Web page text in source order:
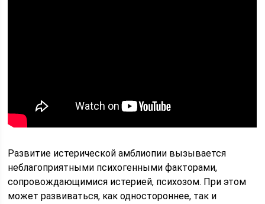
Развитие истерической амблиопии вызывается
неблагоприятными психогенными факторами,
сопровождающимися истерией, психозом. При этом
может развиваться, как одностороннее, так и